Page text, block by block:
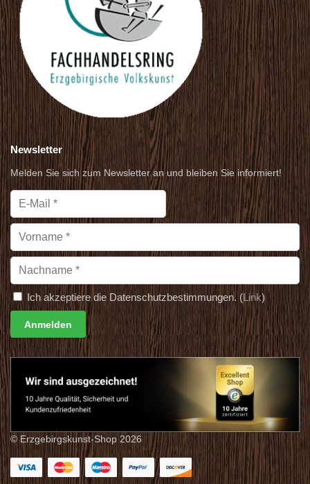
Newsletter
Melden Sie sich zum Newsletter an und bleiben Sie informiert!
Ich akzeptiere die Datenschutzbestimmungen. (Link)
© Erzgebirgskunst-Shop 2026